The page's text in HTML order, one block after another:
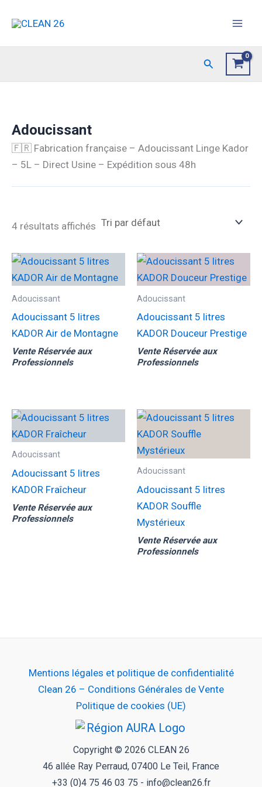
Rechercher
Adoucissant
🇫🇷 Fabrication française – Adoucissant Linge Kador
– 5L – Direct Usine – Expédition sous 48h
4 résultats affichés
Adoucissant
Adoucissant 5 litres
KADOR Air de Montagne
Vente Réservée aux
Professionnels
Adoucissant
Adoucissant 5 litres
KADOR Douceur Prestige
Vente Réservée aux
Professionnels
Adoucissant
Adoucissant 5 litres
KADOR Fraîcheur
Vente Réservée aux
Professionnels
Adoucissant
Adoucissant 5 litres
KADOR Souffle
Mystérieux
Vente Réservée aux
Professionnels
Mentions légales et politique de confidentialité
Clean 26 – Conditions Générales de Vente
Politique de cookies (UE)
Copyright © 2026 CLEAN 26
46 allée Ray Perraud, 07400 Le Teil, France
+33 (0)4 75 46 03 75 - info@clean26.fr